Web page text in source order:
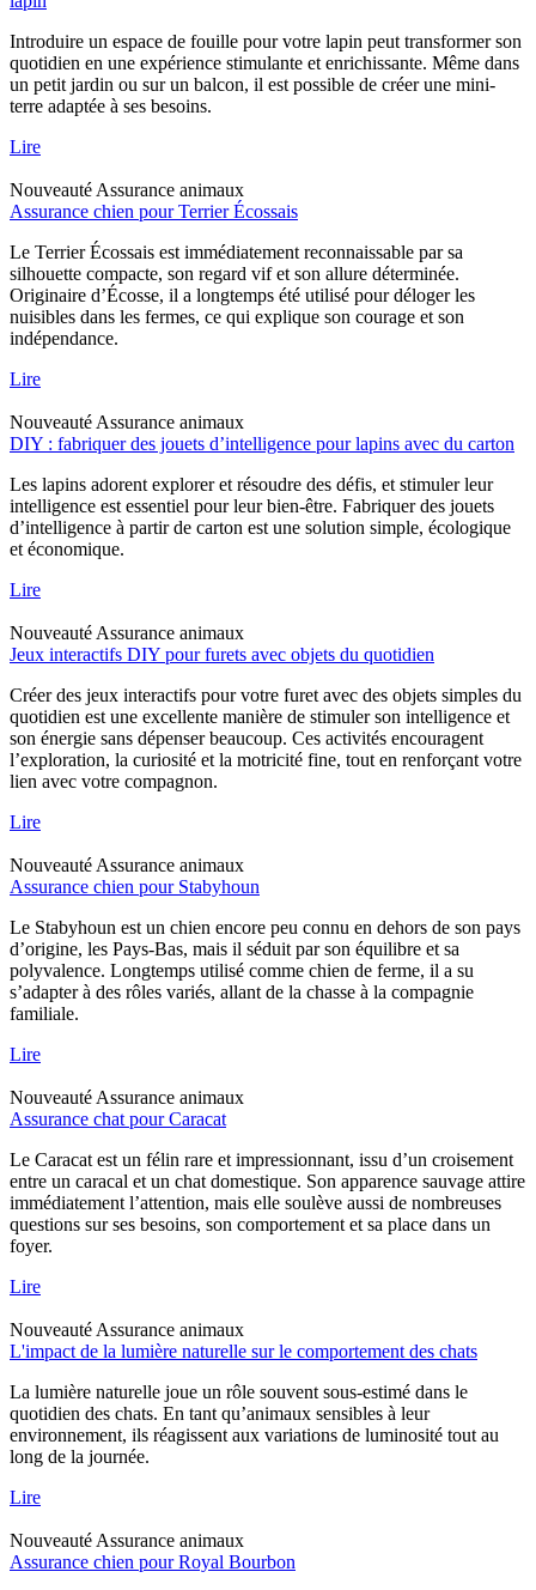
Introduire un espace de fouille pour votre lapin peut transformer son
quotidien en une expérience stimulante et enrichissante. Même dans
un petit jardin ou sur un balcon, il est possible de créer une mini-
terre adaptée à ses besoins.
Lire
Nouveauté Assurance animaux
Assurance chien pour Terrier Écossais
Le Terrier Écossais est immédiatement reconnaissable par sa
silhouette compacte, son regard vif et son allure déterminée.
Originaire d’Écosse, il a longtemps été utilisé pour déloger les
nuisibles dans les fermes, ce qui explique son courage et son
indépendance.
Lire
Nouveauté Assurance animaux
DIY : fabriquer des jouets d’intelligence pour lapins avec du carton
Les lapins adorent explorer et résoudre des défis, et stimuler leur
intelligence est essentiel pour leur bien-être. Fabriquer des jouets
d’intelligence à partir de carton est une solution simple, écologique
et économique.
Lire
Nouveauté Assurance animaux
Jeux interactifs DIY pour furets avec objets du quotidien
Créer des jeux interactifs pour votre furet avec des objets simples du
quotidien est une excellente manière de stimuler son intelligence et
son énergie sans dépenser beaucoup. Ces activités encouragent
l’exploration, la curiosité et la motricité fine, tout en renforçant votre
lien avec votre compagnon.
Lire
Nouveauté Assurance animaux
Assurance chien pour Stabyhoun
Le Stabyhoun est un chien encore peu connu en dehors de son pays
d’origine, les Pays-Bas, mais il séduit par son équilibre et sa
polyvalence. Longtemps utilisé comme chien de ferme, il a su
s’adapter à des rôles variés, allant de la chasse à la compagnie
familiale.
Lire
Nouveauté Assurance animaux
Assurance chat pour Caracat
Le Caracat est un félin rare et impressionnant, issu d’un croisement
entre un caracal et un chat domestique. Son apparence sauvage attire
immédiatement l’attention, mais elle soulève aussi de nombreuses
questions sur ses besoins, son comportement et sa place dans un
foyer.
Lire
Nouveauté Assurance animaux
L'impact de la lumière naturelle sur le comportement des chats
La lumière naturelle joue un rôle souvent sous-estimé dans le
quotidien des chats. En tant qu’animaux sensibles à leur
environnement, ils réagissent aux variations de luminosité tout au
long de la journée.
Lire
Nouveauté Assurance animaux
Assurance chien pour Royal Bourbon